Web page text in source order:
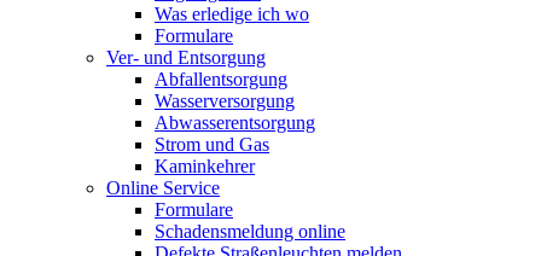
Was erledige ich wo
Formulare
Ver- und Entsorgung
Abfallentsorgung
Wasserversorgung
Abwasserentsorgung
Strom und Gas
Kaminkehrer
Online Service
Formulare
Schadensmeldung online